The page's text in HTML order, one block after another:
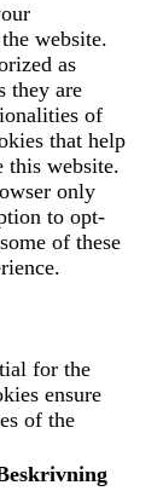
website.
as
they are
of
that help
this website.
only
to opt-
of these
for the
ensure
of the